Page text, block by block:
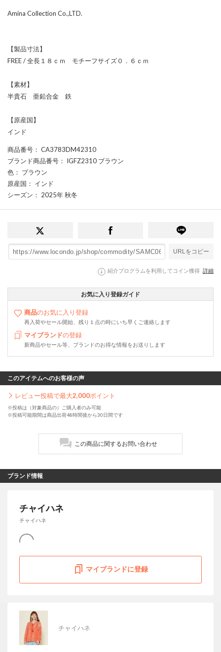
Amina Collection Co.,LTD.
【製品寸法】
FREE / 全長１８ｃｍ モチーフサイズ０．６ｃｍ
【素材】
半貴石 亜鉛合金 鉄
【原産国】
インド
商品番号 ： CA3783DM42310
ブランド商品番号 ： IGFZ2310 ブラウン
色 ： ブラウン
原産国 ： インド
シーズン ： 2025年 秋冬
URLをコピー
紹介プログラムを利用してコイン獲得 詳細
お気に入り登録ガイド
商品のお気に入り登録
再入荷やセール開始、残り１点の時にいち早くご連絡します
マイブランドの登録
新商品やセール等、ブランドのお得な情報をお送りします
このアイテムへのお客様の声
レビュー投稿で最大2,000ポイント
※投稿は（対象商品の）ご購入者のみ可能
※投稿可能期間は商品出荷48時間後から30日間です
この商品に関するお問い合わせ
ブランド情報
チャイハネ
チャイハネ
マイブランドに登録
チャイハネ